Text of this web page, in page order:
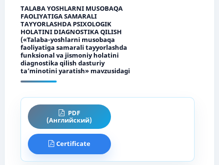
TALABA YOSHLARNI MUSOBAQA
FAOLIYATIGA SAMARALI
TAYYORLASHDA PSIXOLOGIK
HOLATINI DIAGNOSTIKA QILISH
(«Talaba-yoshlarni musobaqa
faoliyatiga samarali tayyorlashda
funksional va jismoniy holatini
diagnostika qilish dasturiy
ta’minotini yaratish» mavzusidagi
PDF
(Английский)
Certificate